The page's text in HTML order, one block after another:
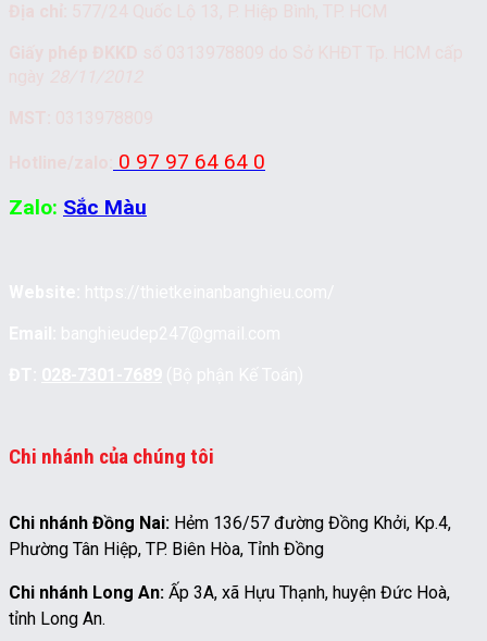
0 97 97 64 64 0
Zalo: Sắc Màu
Chi nhánh của chúng tôi
Chi nhánh Đồng Nai: Hẻm 136/57 đường Đồng Khởi, Kp.4,
Phường Tân Hiệp, TP. Biên Hòa, Tỉnh Đồng
Chi nhánh Long An: Ấp 3A, xã Hựu Thạnh, huyện Đức Hoà,
tỉnh Long An.